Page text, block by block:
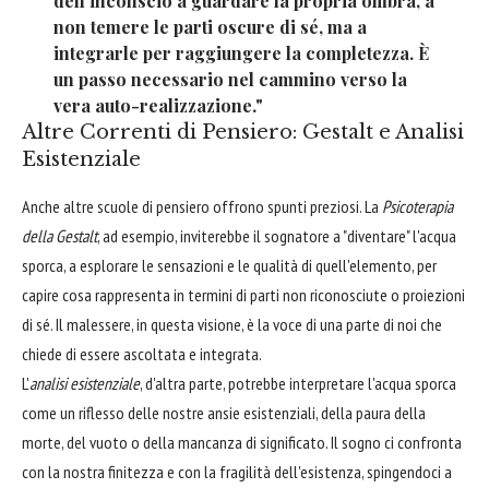
non temere le parti oscure di sé, ma a
integrarle per raggiungere la completezza. È
un passo necessario nel cammino verso la
vera auto-realizzazione."
Altre Correnti di Pensiero: Gestalt e Analisi
Esistenziale
Anche altre scuole di pensiero offrono spunti preziosi. La Psicoterapia
della Gestalt, ad esempio, inviterebbe il sognatore a "diventare" l'acqua
sporca, a esplorare le sensazioni e le qualità di quell'elemento, per
capire cosa rappresenta in termini di parti non riconosciute o proiezioni
di sé. Il malessere, in questa visione, è la voce di una parte di noi che
chiede di essere ascoltata e integrata.
L'analisi esistenziale, d'altra parte, potrebbe interpretare l'acqua sporca
come un riflesso delle nostre ansie esistenziali, della paura della
morte, del vuoto o della mancanza di significato. Il sogno ci confronta
con la nostra finitezza e con la fragilità dell'esistenza, spingendoci a